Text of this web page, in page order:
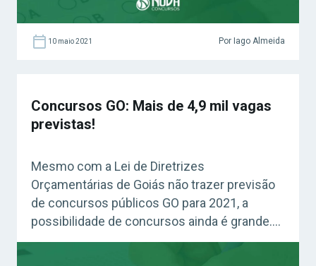
10 maio 2021 Por Iago Almeida
Concursos GO: Mais de 4,9 mil vagas
previstas!
Mesmo com a Lei de Diretrizes
Orçamentárias de Goiás não trazer previsão
de concursos públicos GO para 2021, a
possibilidade de concursos ainda é grande.
Acesse agora o Curso Grátis INSS 2026!